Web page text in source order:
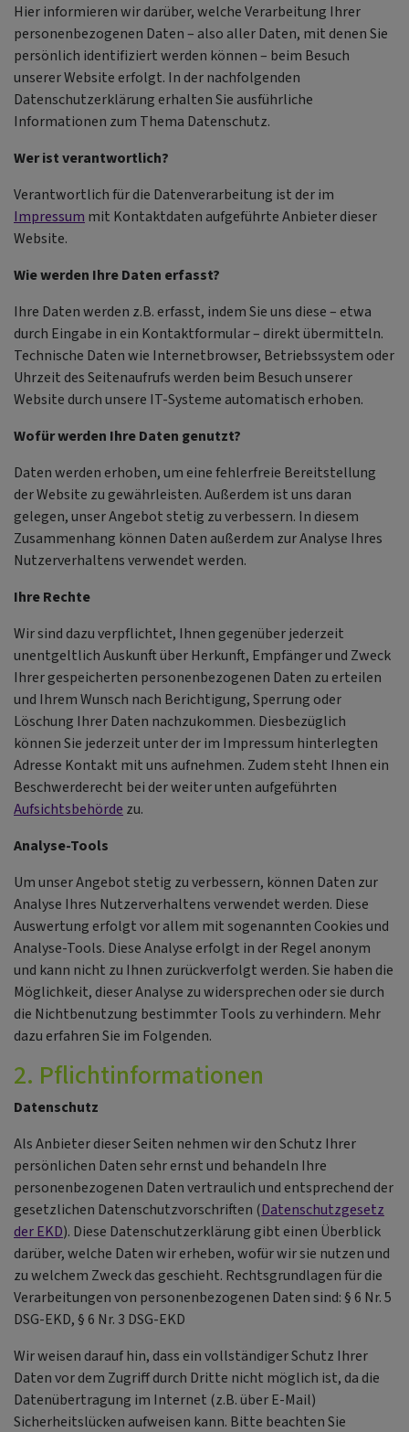
Hier informieren wir darüber, welche Verarbeitung Ihrer
personenbezogenen Daten – also aller Daten, mit denen Sie
persönlich identifiziert werden können – beim Besuch
unserer Website erfolgt. In der nachfolgenden
Datenschutzerklärung erhalten Sie ausführliche
Informationen zum Thema Datenschutz.
Wer ist verantwortlich?
Verantwortlich für die Datenverarbeitung ist der im
Impressum mit Kontaktdaten aufgeführte Anbieter dieser
Website.
Wie werden Ihre Daten erfasst?
Ihre Daten werden z.B. erfasst, indem Sie uns diese – etwa
durch Eingabe in ein Kontaktformular – direkt übermitteln.
Technische Daten wie Internetbrowser, Betriebssystem oder
Uhrzeit des Seitenaufrufs werden beim Besuch unserer
Website durch unsere IT-Systeme automatisch erhoben.
Wofür werden Ihre Daten genutzt?
Daten werden erhoben, um eine fehlerfreie Bereitstellung
der Website zu gewährleisten. Außerdem ist uns daran
gelegen, unser Angebot stetig zu verbessern. In diesem
Zusammenhang können Daten außerdem zur Analyse Ihres
Nutzerverhaltens verwendet werden.
Ihre Rechte
Wir sind dazu verpflichtet, Ihnen gegenüber jederzeit
unentgeltlich Auskunft über Herkunft, Empfänger und Zweck
Ihrer gespeicherten personenbezogenen Daten zu erteilen
und Ihrem Wunsch nach Berichtigung, Sperrung oder
Löschung Ihrer Daten nachzukommen. Diesbezüglich
können Sie jederzeit unter der im Impressum hinterlegten
Adresse Kontakt mit uns aufnehmen. Zudem steht Ihnen ein
Beschwerderecht bei der weiter unten aufgeführten
Aufsichtsbehörde zu.
Analyse-Tools
Um unser Angebot stetig zu verbessern, können Daten zur
Analyse Ihres Nutzerverhaltens verwendet werden. Diese
Auswertung erfolgt vor allem mit sogenannten Cookies und
Analyse-Tools. Diese Analyse erfolgt in der Regel anonym
und kann nicht zu Ihnen zurückverfolgt werden. Sie haben die
Möglichkeit, dieser Analyse zu widersprechen oder sie durch
die Nichtbenutzung bestimmter Tools zu verhindern. Mehr
dazu erfahren Sie im Folgenden.
2. Pflichtinformationen
Datenschutz
Als Anbieter dieser Seiten nehmen wir den Schutz Ihrer
persönlichen Daten sehr ernst und behandeln Ihre
personenbezogenen Daten vertraulich und entsprechend der
gesetzlichen Datenschutzvorschriften (Datenschutzgesetz
der EKD). Diese Datenschutzerklärung gibt einen Überblick
darüber, welche Daten wir erheben, wofür wir sie nutzen und
zu welchem Zweck das geschieht. Rechtsgrundlagen für die
Verarbeitungen von personenbezogenen Daten sind: § 6 Nr. 5
DSG-EKD, § 6 Nr. 3 DSG-EKD
Wir weisen darauf hin, dass ein vollständiger Schutz Ihrer
Daten vor dem Zugriff durch Dritte nicht möglich ist, da die
Datenübertragung im Internet (z.B. über E-Mail)
Sicherheitslücken aufweisen kann. Bitte beachten Sie